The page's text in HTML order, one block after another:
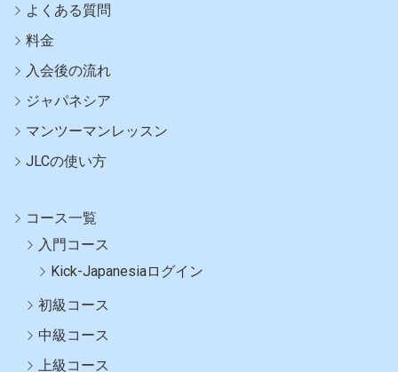
よくある質問
料金
入会後の流れ
ジャパネシア
マンツーマンレッスン
JLCの使い方
コース一覧
入門コース
Kick-Japanesiaログイン
初級コース
中級コース
上級コース